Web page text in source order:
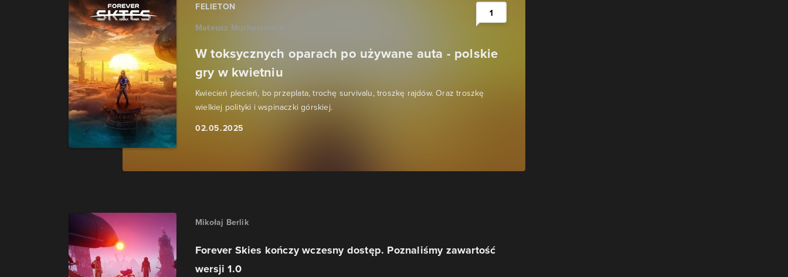
FELIETON
Mateusz Mucharzewski
W toksycznych oparach po używane auta - polskie
gry w kwietniu
Kwiecień plecień, bo przeplata, trochę survivalu, troszkę rajdów. Oraz troszkę
wielkiej polityki i wspinaczki górskiej.
02.05.2025
1
Mikołaj Berlik
Forever Skies kończy wczesny dostęp. Poznaliśmy zawartość
wersji 1.0